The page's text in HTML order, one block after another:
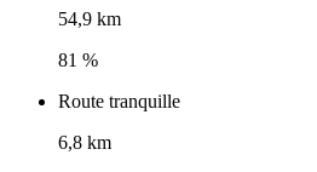
54,9 km
81 %
Route tranquille
6,8 km